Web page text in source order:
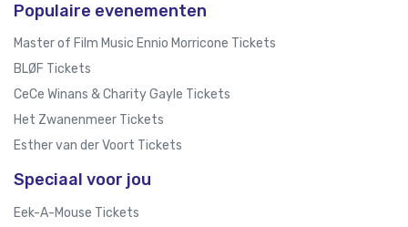
Populaire evenementen
Master of Film Music Ennio Morricone Tickets
BLØF Tickets
CeCe Winans & Charity Gayle Tickets
Het Zwanenmeer Tickets
Esther van der Voort Tickets
Speciaal voor jou
Eek-A-Mouse Tickets